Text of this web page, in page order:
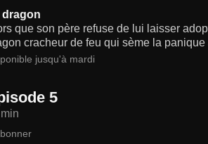
dragon
que son père refuse de lui laisser
cracheur de feu qui sème la panique
jusqu'à mardi
5